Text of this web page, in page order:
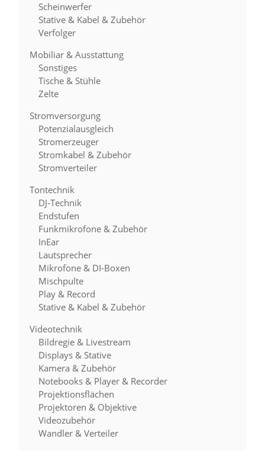
Scheinwerfer
Stative & Kabel & Zubehör
Verfolger
Mobiliar & Ausstattung
Sonstiges
Tische & Stühle
Zelte
Stromversorgung
Potenzialausgleich
Stromerzeuger
Stromkabel & Zubehör
Stromverteiler
Tontechnik
DJ-Technik
Endstufen
Funkmikrofone & Zubehör
InEar
Lautsprecher
Mikrofone & DI-Boxen
Mischpulte
Play & Record
Stative & Kabel & Zubehör
Videotechnik
Bildregie & Livestream
Displays & Stative
Kamera & Zubehör
Notebooks & Player & Recorder
Projektionsflächen
Projektoren & Objektive
Videozubehör
Wandler & Verteiler